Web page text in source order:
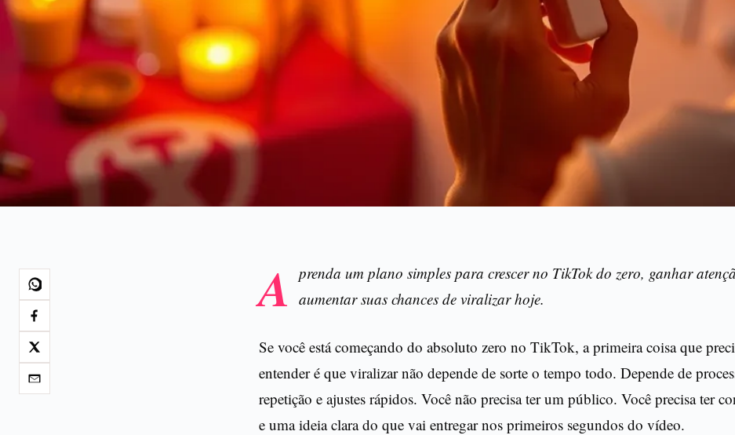
A prenda um plano simples para crescer no TikTok do zero, ganhar
aumentar suas chances de viralizar hoje.
Se você está começando do absoluto zero no TikTok, a primeira coisa que
entender é que viralizar não depende de sorte o tempo todo. Depende de
repetição e ajustes rápidos. Você não precisa ter um público. Você precisa ter
e uma ideia clara do que vai entregar nos primeiros segundos do vídeo.